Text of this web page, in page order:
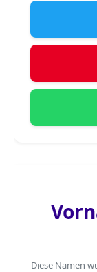
Diese Namen